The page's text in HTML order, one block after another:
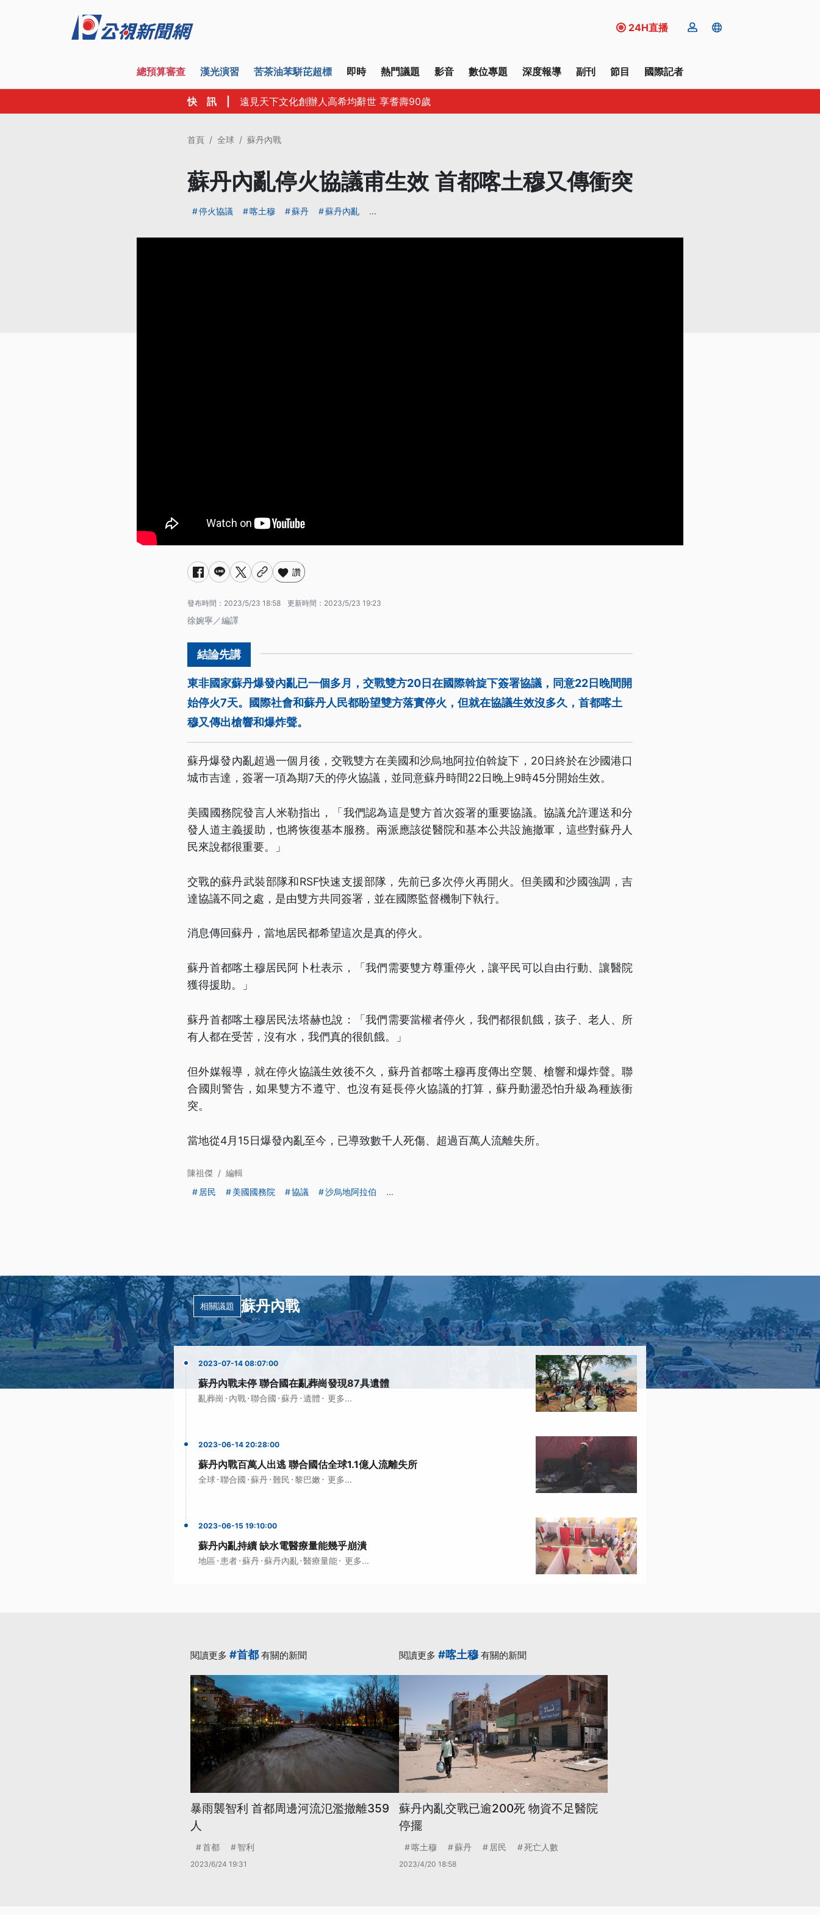
24H直播
總預算審查 漢光演習 苦茶油苯駢芘超標 即時 熱門議題 影音 數位專題 深度報導 副刊 節目 國際記者
快 訊 遠見天下文化創辦人高希均辭世 享耆壽90歲
首頁 全球 蘇丹內戰
蘇丹內亂停火協議甫生效 首都喀土穆又傳衝突
停火協議 喀土穆 蘇丹 蘇丹內亂 ...
讚
發布時間： 2023/5/23 18:58 更新時間： 2023/5/23 19:23
徐婉寧／編譯
東非國家蘇丹爆發內亂已一個多月，交戰雙方20日在國際斡旋下簽署協議，同意22日晚間開
始停火7天。國際社會和蘇丹人民都盼望雙方落實停火，但就在協議生效沒多久，首都喀土
穆又傳出槍響和爆炸聲。
蘇丹爆發內亂超過一個月後，交戰雙方在美國和沙烏地阿拉伯斡旋下，20日終於在沙國港口
城市吉達，簽署一項為期7天的停火協議，並同意蘇丹時間22日晚上9時45分開始生效。
美國國務院發言人米勒指出，「我們認為這是雙方首次簽署的重要協議。協議允許運送和分
發人道主義援助，也將恢復基本服務。兩派應該從醫院和基本公共設施撤軍，這些對蘇丹人
民來說都很重要。」
交戰的蘇丹武裝部隊和RSF快速支援部隊，先前已多次停火再開火。但美國和沙國強調，吉
達協議不同之處，是由雙方共同簽署，並在國際監督機制下執行。
消息傳回蘇丹，當地居民都希望這次是真的停火。
蘇丹首都喀土穆居民阿卜杜表示，「我們需要雙方尊重停火，讓平民可以自由行動、讓醫院
獲得援助。」
蘇丹首都喀土穆居民法塔赫也說：「我們需要當權者停火，我們都很飢餓，孩子、老人、所
有人都在受苦，沒有水，我們真的很飢餓。」
但外媒報導，就在停火協議生效後不久，蘇丹首都喀土穆再度傳出空襲、槍響和爆炸聲。聯
合國則警告，如果雙方不遵守、也沒有延長停火協議的打算，蘇丹動盪恐怕升級為種族衝
突。
當地從4月15日爆發內亂至今，已導致數千人死傷、超過百萬人流離失所。
陳祖傑 / 編輯
居民
美國國務院 協議 沙烏地阿拉伯 ...
相關議題 蘇丹內戰
2023-07-14 08:07:00
蘇丹內戰未停 聯合國在亂葬崗發現87具遺體
亂葬崗 · 內戰·聯合國 ·蘇丹·遺體 · 更多...
2023-06-14 20:28:00
蘇丹內戰百萬人出逃 聯合國估全球1.1億人流離失所
全球·聯合國 ·蘇丹·難民 ·黎巴嫩· 更多...
2023-06-15 19:10:00
蘇丹內亂持續 缺水電醫療量能幾乎崩潰
地區 · 患者·蘇丹·蘇丹內亂·醫療量能· 更多...
閱讀更多 #首都有關的新聞
暴雨襲智利 首都周邊河流氾濫撤離359
人
首都 智利
2023/6/24 19:31
閱讀更多 #喀土穆有關的新聞
蘇丹內亂交戰已逾200死 物資不足醫院
停擺
喀土穆 蘇丹 居民 死亡人數
2023/4/20 18:58